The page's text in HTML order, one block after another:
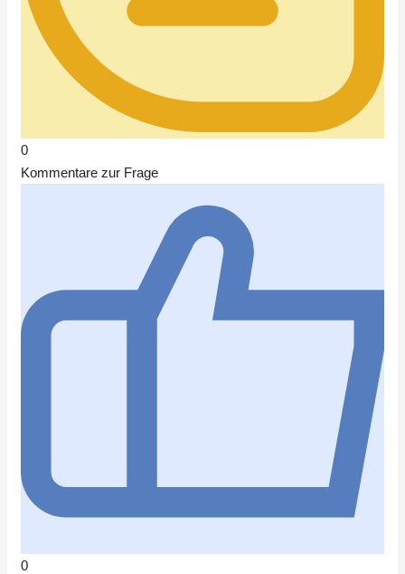
0
Kommentare zur Frage
0